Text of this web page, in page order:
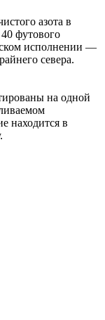
азота в
футового
исполнении —
севера.
на одной
находится в